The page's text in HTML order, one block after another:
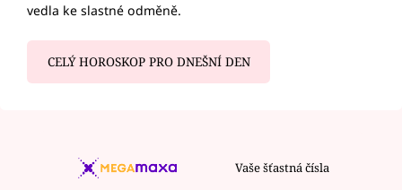
vedla ke slastné odměně.
CELÝ HOROSKOP PRO DNEŠNÍ DEN
Vaše šťastná čísla